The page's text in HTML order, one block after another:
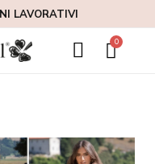
LAVORATIVI